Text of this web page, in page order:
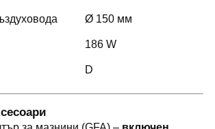
Ø 150 мм
186 W
D